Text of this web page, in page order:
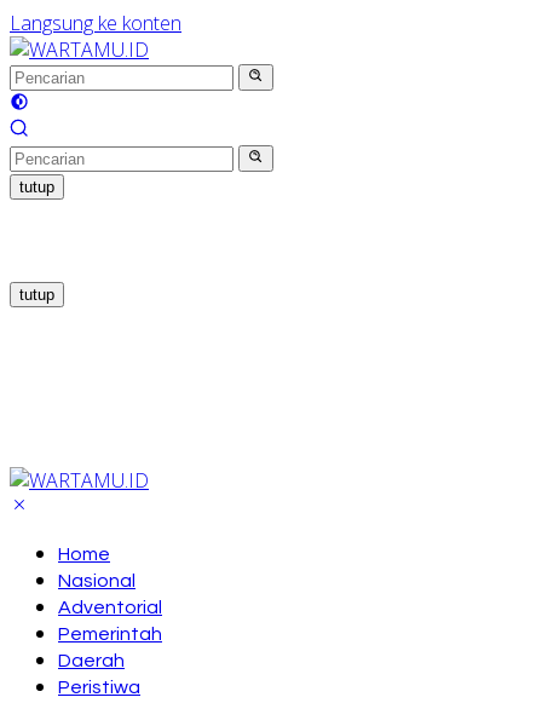
Langsung ke konten
tutup
tutup
Home
Nasional
Adventorial
Pemerintah
Daerah
Peristiwa